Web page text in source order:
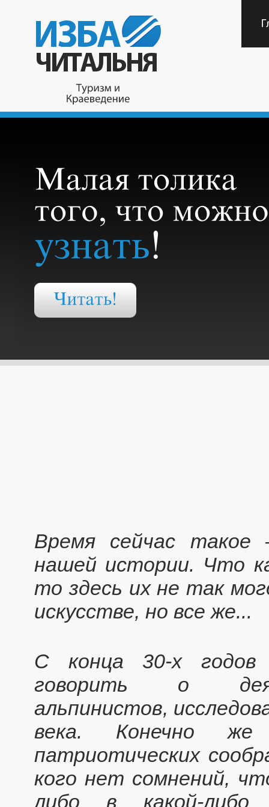
Время сейчас
нашей истории. Что
то здесь их не так
искусстве, но все же...
С конца 30-х
говорить о
альпинистов,
века. Конечно же
патриотическиx
кого нет сомнений,
либо в какой-